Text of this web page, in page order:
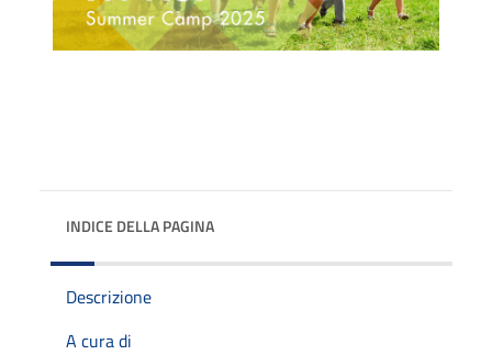
INDICE DELLA PAGINA
Descrizione
A cura di